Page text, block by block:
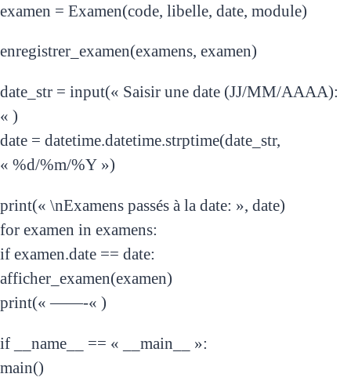
examen = Examen(code, libelle, date, module)
enregistrer_examen(examens, examen)
date_str = input(« Saisir une date (JJ/MM/AAAA):
« )
date = datetime.datetime.strptime(date_str,
« %d/%m/%Y »)
print(« \nExamens passés à la date: », date)
for examen in examens:
if examen.date == date:
afficher_examen(examen)
print(« ——-« )
if __name__ == « __main__ »:
main()